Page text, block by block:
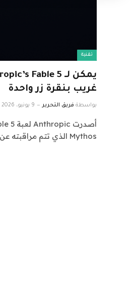
تقنية
غريب بنقرة زر واحدة
بواسطة فريق التحرير 9 يونيو، 2026
Mythos الذي تتم مراقبته عن كثب. ما…